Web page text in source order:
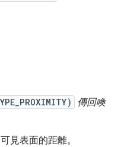
傳回喚
見表面的距離。